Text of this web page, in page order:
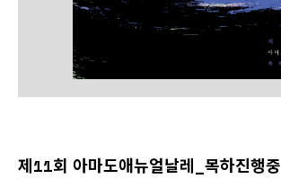
제11회 아마도애뉴얼날레_목하진행중